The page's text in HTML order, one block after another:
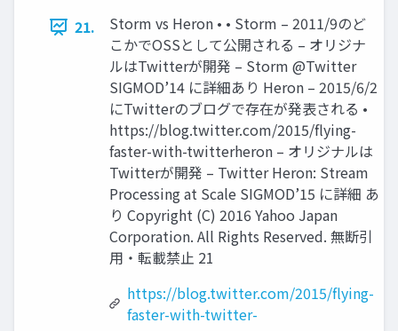
21.
Storm vs Heron • • Storm – 2011/9のど
こかでOSSとして公開される – オリジナ
ルはTwitterが開発 – Storm @Twitter
SIGMOD’14 に詳細あり Heron – 2015/6/2
にTwitterのブログで存在が発表される •
https://blog.twitter.com/2015/flying-
faster-with-twitterheron – オリジナルは
Twitterが開発 – Twitter Heron: Stream
Processing at Scale SIGMOD’15 に詳細 あ
り Copyright (C) 2016 Yahoo Japan
Corporation. All Rights Reserved. 無断引
用・転載禁止 21
https://blog.twitter.com/2015/flying-
faster-with-twitter-